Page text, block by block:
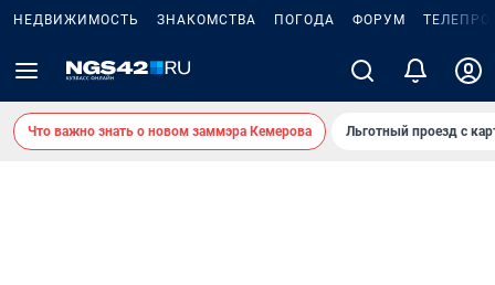
НЕДВИЖИМОСТЬ ЗНАКОМСТВА ПОГОДА ФОРУМ
Что важно знать о новом заммэра Кемерова Льготный проезд с